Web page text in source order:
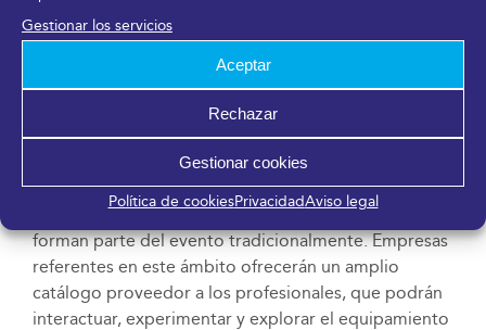
Gestionar los servicios
Aceptar
Rechazar
Gestionar cookies
Política de cookiesPrivacidadAviso legal
Soluciones y equipamiento tecnológico
Robótica, tecnología y soluciones para mejorar la
experiencia del cliente o herramientas para una
gestión inteligente de los negocios son algunas de
las innovaciones que estarán presentes en el espacio
expositivo de ‘H&T Innova’, que se complementa con
la oferta del resto de firmas tecnológicas que ya
forman parte del evento tradicionalmente. Empresas
referentes en este ámbito ofrecerán un amplio
catálogo proveedor a los profesionales, que podrán
interactuar, experimentar y explorar el equipamiento